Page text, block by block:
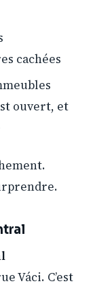
cachées
ouvert, et
Váci. C’est